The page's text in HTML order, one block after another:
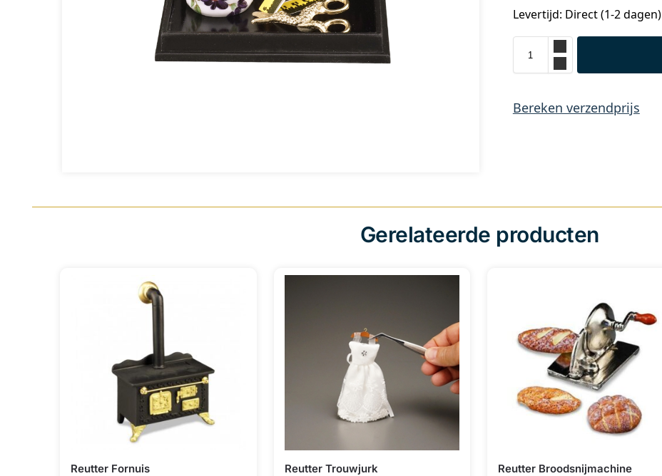
Levertijd: Direct (1-2 dagen)
Bereken verzendprijs
Gerelateerde producten
Reutter Fornuis Reutter Trouwjurk Reutter Broodsnijmachine